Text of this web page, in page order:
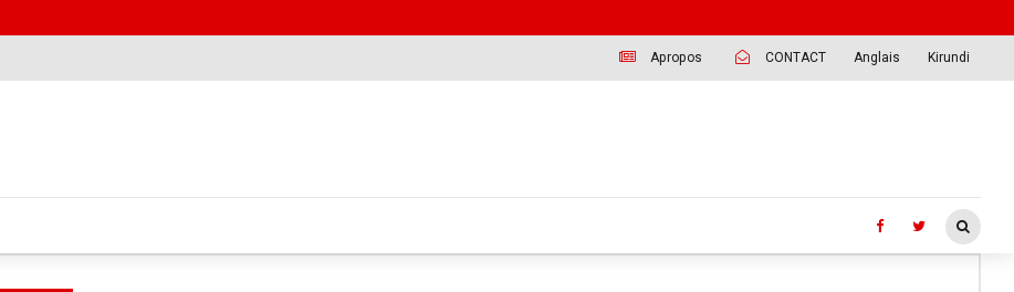
Apropos CONTACT Anglais Kirundi